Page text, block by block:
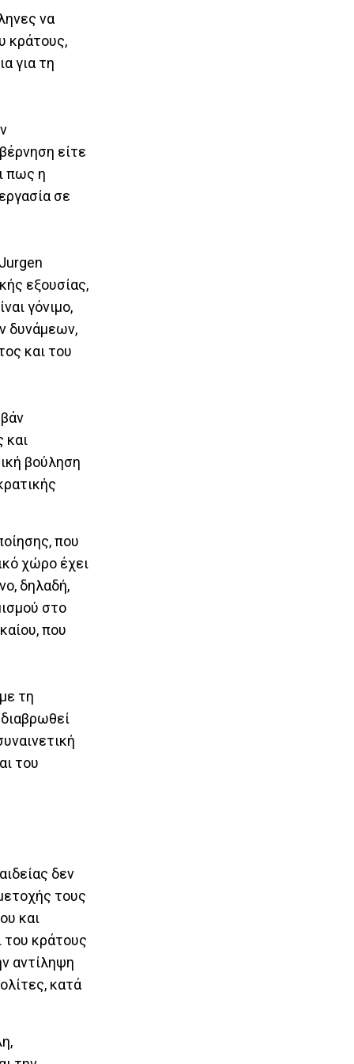
να
κράτους,
για τη
είτε
πως η
σε
εξουσίας,
γόνιμο,
δυνάμεων,
και του
και
βούληση
που
χώρο έχει
δηλαδή,
στο
που
τη
του
δεν
τους
και
του κράτους
αντίληψη
κατά